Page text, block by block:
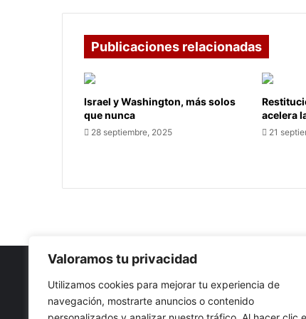
Valoramos tu privacidad
Utilizamos cookies para mejorar tu experiencia de
navegación, mostrarte anuncios o contenido
Publicaciones relacionadas
Israel y Washington, más solos
que nunca
28 septiembre, 2025
acelera
21
Nuestro propósito: Compartir opinión, actualidad y